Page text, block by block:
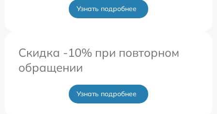
Узнать подробнее
Скидка -10% при повторном
обращении
Узнать подробнее